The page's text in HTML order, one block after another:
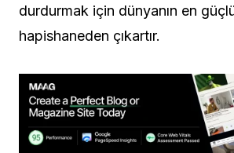
durdurmak için dünyanın en
hapishaneden çıkartır.